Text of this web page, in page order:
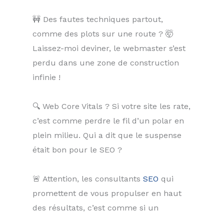
🚧 Des fautes techniques partout,
comme des plots sur une route ? 🤯
Laissez-moi deviner, le webmaster s’est
perdu dans une zone de construction
infinie !
🔍 Web Core Vitals ? Si votre site les rate,
c’est comme perdre le fil d’un polar en
plein milieu. Qui a dit que le suspense
était bon pour le SEO ?
🚨 Attention, les consultants SEO qui
promettent de vous propulser en haut
des résultats, c’est comme si un